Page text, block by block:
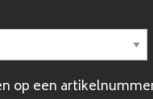
op een